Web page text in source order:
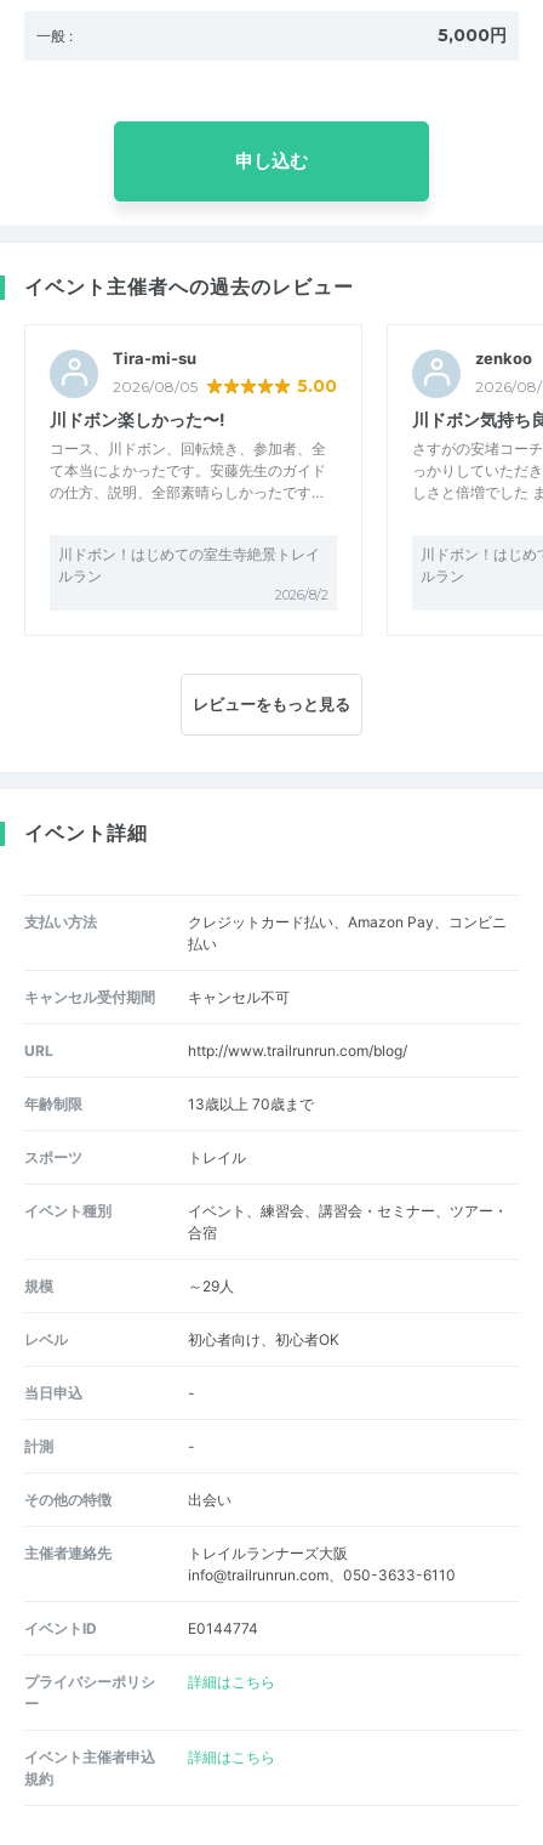
一般 : 5,000円
申し込む
イベント主催者への過去のレビュー
Tira-mi-su
2026/08/05 5.00
川ドボン楽しかった〜!
コース、川ドボン、回転焼き、参加者、全
て本当によかったです。安藤先生のガイド
の仕方、説明、全部素晴らしかったです…
川ドボン！はじめての室生寺絶景トレイ
ルラン
2026/8/2
zenkoo
2026/
川ドボン気持ち
さすがの安堵コー
っかりしていただ
しさと倍増でした
川ドボン！はじ
ルラン
レビューをもっと見る
イベント詳細
支払い方法
クレジットカード払い、Amazon Pay、コンビニ
払い
キャンセル受付期間 キャンセル不可
URL http://www.trailrunrun.com/blog/
年齢制限 13歳以上 70歳まで
スポーツ トレイル
イベント種別
イベント、練習会、講習会・セミナー、ツアー・
合宿
規模 ～29人
レベル 初心者向け、初心者OK
当日申込 -
計測 -
その他の特徴 出会い
主催者連絡先
トレイルランナーズ大阪
info@trailrunrun.com、050-3633-6110
イベントID E0144774
プライバシーポリシ
ー
詳細はこちら
イベント主催者申込
規約
詳細はこちら